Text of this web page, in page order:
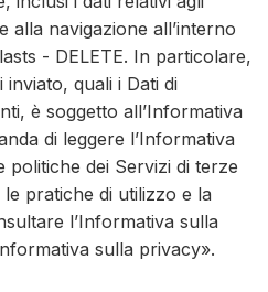
alla navigazione all’interno
- DELETE. In particolare,
inviato, quali i Dati di
è soggetto all’Informativa
di leggere l’Informativa
politiche dei Servizi di terze
pratiche di utilizzo e la
l’Informativa sulla
sulla privacy».